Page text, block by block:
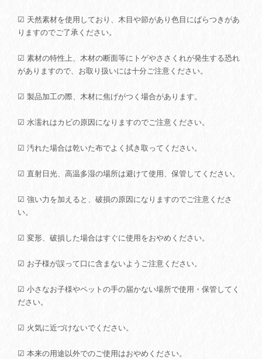
☑ 天然素材を使用しており、木目や節があり色目にばらつきがあ
りますのでご了承ください。
☑ 素材の特性上、木材の断面等にトゲやささくれが発生する恐れ
がありますので、お取り扱いには十分ご注意ください。
☑ 製品加工の際、木材に焦げがつく場合があります。
☑ 水濡れはカビの原因になりますのでご注意ください。
☑ 汚れた場合は乾いた布でよく拭き取ってください。
☑ 直射日光、高温多湿の場所は避けて使用、保管してください。
☑ 強い力を加えると、破損の原因になりますのでご注意くださ
い。
☑ 変形、破損した場合はすぐに使用をおやめください。
☑ お子様が誤って口に含まないようご注意ください。
☑ 小さなお子様やペットの手の届かない場所で使用・保管してく
ださい。
☑ 火気に近づけないでください。
☑ 本来の用途以外でのご使用はおやめください。